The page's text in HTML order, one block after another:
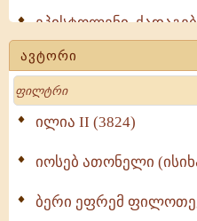
ეპისტოლენი,
(723)
მოძღვრის ძალზე
მრევლისათვის (545)
Wisdomge (514)
ქადაგებანი გაბრიელ
სულიერი ცხოვრების
ავტორი
Search
ილია II (3824)
იოსებ ათონელი
ბერი ეფრემ